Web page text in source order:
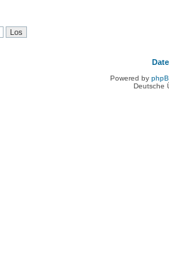
Powered by
Deutsche